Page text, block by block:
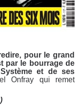
pour le grand
par le bourrage de
et de ses
Onfray qui remet